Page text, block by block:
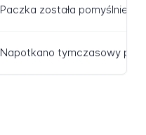
Paczka została pomyślnie
Napotkano tymczasowy